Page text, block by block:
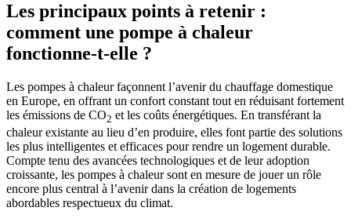
Les principaux points à retenir :
comment une pompe à chaleur
fonctionne-t-elle ?
Les pompes à chaleur façonnent l’avenir du chauffage domestique
en Europe, en offrant un confort constant tout en réduisant fortement
les émissions de CO2 et les coûts énergétiques. En transférant la
chaleur existante au lieu d’en produire, elles font partie des solutions
les plus intelligentes et efficaces pour rendre un logement durable.
Compte tenu des avancées technologiques et de leur adoption
croissante, les pompes à chaleur sont en mesure de jouer un rôle
encore plus central à l’avenir dans la création de logements
abordables respectueux du climat.